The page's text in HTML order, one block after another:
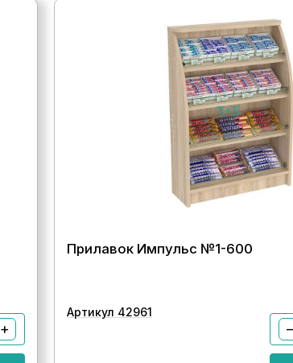
+
Прилавок Импульс №1-600
Артикул 42961
−